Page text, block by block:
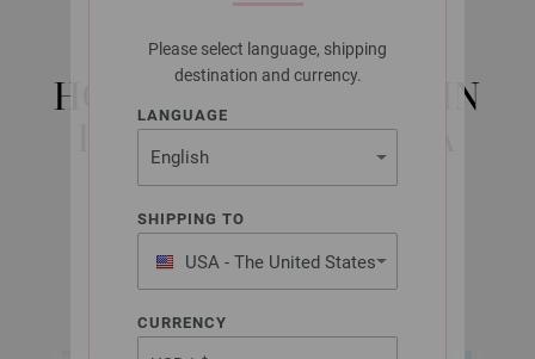
Please select language, shipping
destination and currency.
LANGUAGE
SHIPPING TO
USA - The United States
of America
CURRENCY
LANA GROSSA
HOUSSE DE TRAVERSIN
BASTA & ALTA MODA
ALPACA